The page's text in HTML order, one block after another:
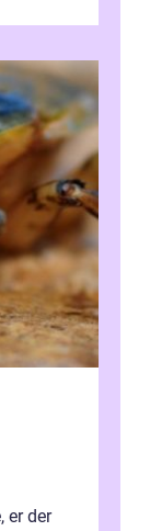
er der